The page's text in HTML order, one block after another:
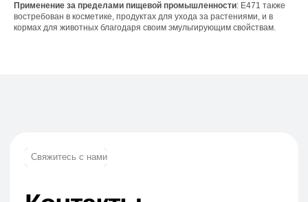
Применение за пределами пищевой промышленности: Е471 также
востребован в косметике, продуктах для ухода за растениями, и в
кормах для животных благодаря своим эмульгирующим свойствам.
+7 (965) 881-85-55
Телефон: